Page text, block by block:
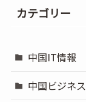
カテゴリー
中国IT情報
中国ビジネス